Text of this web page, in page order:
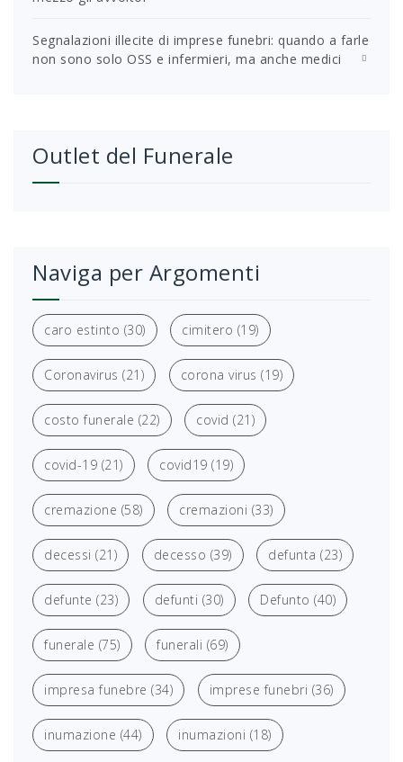
Segnalazioni illecite di imprese funebri: quando a farle
non sono solo OSS e infermieri, ma anche medici
Outlet del Funerale
Naviga per Argomenti
caro estinto (30) cimitero (19)
Coronavirus (21) corona virus (19)
costo funerale (22) covid (21)
covid-19 (21) covid19 (19)
cremazione (58) cremazioni (33)
decessi (21) decesso (39) defunta (23)
defunte (23) defunti (30) Defunto (40)
funerale (75) funerali (69)
impresa funebre (34) imprese funebri (36)
inumazione (44) inumazioni (18)